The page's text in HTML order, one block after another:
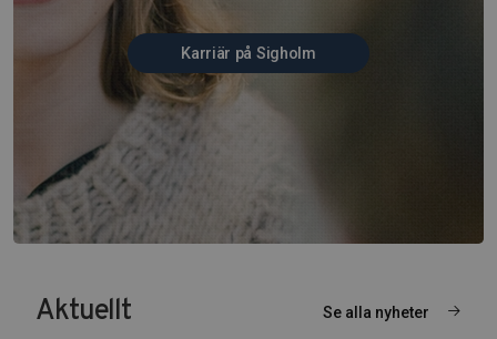
Karriär på Sigholm
Aktuellt Se alla nyheter